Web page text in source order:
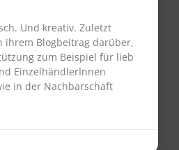
Und kreativ. Zuletzt
ihrem Blogbeitrag darüber,
zum Beispiel für lieb
EinzelhändlerInnen
in der Nachbarschaft